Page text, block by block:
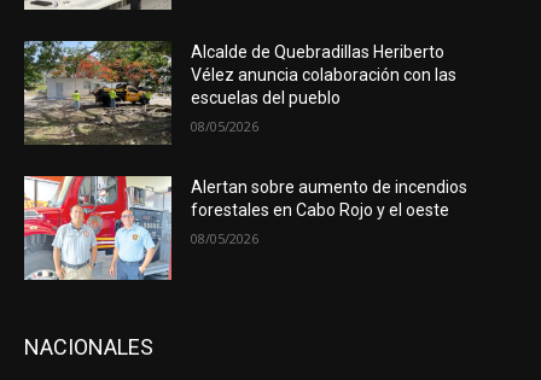
Alcalde de Quebradillas Heriberto
Vélez anuncia colaboración con las
escuelas del pueblo
08/05/2026
Alertan sobre aumento de incendios
forestales en Cabo Rojo y el oeste
08/05/2026
NACIONALES